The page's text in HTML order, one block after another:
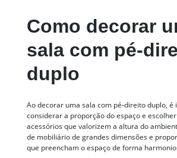
Como decorar
sala com pé-
duplo
Ao decorar uma sala com pé-direito duplo, é
considerar a proporção do espaço e
acessórios que valorizem a altura do
de mobiliário de grandes dimensões e
que preencham o espaço de forma